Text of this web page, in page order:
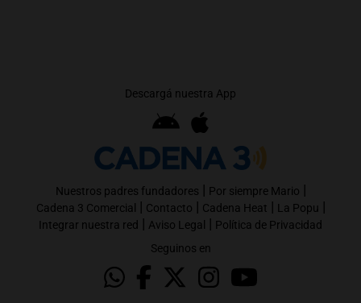
Descargá nuestra App
Nuestros padres fundadores | Por siempre Mario |
Cadena 3 Comercial | Contacto | Cadena Heat | La Popu |
Integrar nuestra red | Aviso Legal | Política de Privacidad
Seguinos en